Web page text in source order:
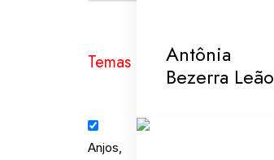
Temas
Anjos,
Antônia
Bezerra Leão